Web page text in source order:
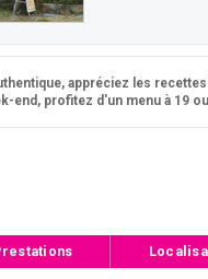
appréciez les
end, profitez d'un menu à 19